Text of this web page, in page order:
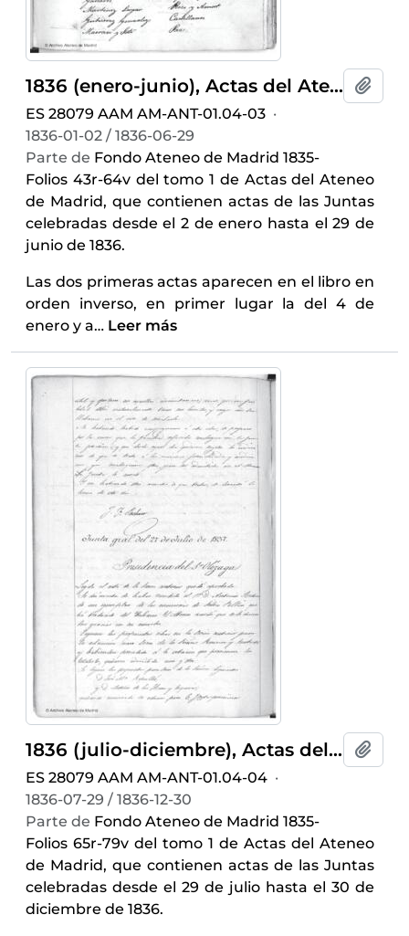
1836 (enero-junio), Actas del Ateneo de Madrid
ES 28079 AAM AM-ANT-01.04-03 ·
1836-01-02 / 1836-06-29
Parte de Fondo Ateneo de Madrid 1835-
Folios 43r-64v del tomo 1 de Actas del Ateneo
de Madrid, que contienen actas de las Juntas
celebradas desde el 2 de enero hasta el 29 de
junio de 1836.
Las dos primeras actas aparecen en el libro en
orden inverso, en primer lugar la del 4 de
enero y a… Leer más
1836 (julio-diciembre), Actas del Ateneo de Madrid
ES 28079 AAM AM-ANT-01.04-04 ·
1836-07-29 / 1836-12-30
Parte de Fondo Ateneo de Madrid 1835-
Folios 65r-79v del tomo 1 de Actas del Ateneo
de Madrid, que contienen actas de las Juntas
celebradas desde el 29 de julio hasta el 30 de
diciembre de 1836.